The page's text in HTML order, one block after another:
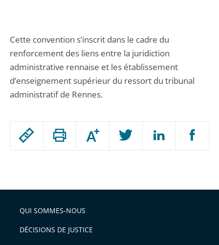
Passer
arriver
après
Augmenter
ou
l'article
pour
Cette convention s’inscrit dans le cadre du
renforcement des liens entre la juridiction
administrative rennaise et les établissement
d’enseignement supérieur du ressort du tribunal
administratif de Rennes.
QUI SOMMES-NOUS
DÉCISIONS DE JUSTICE